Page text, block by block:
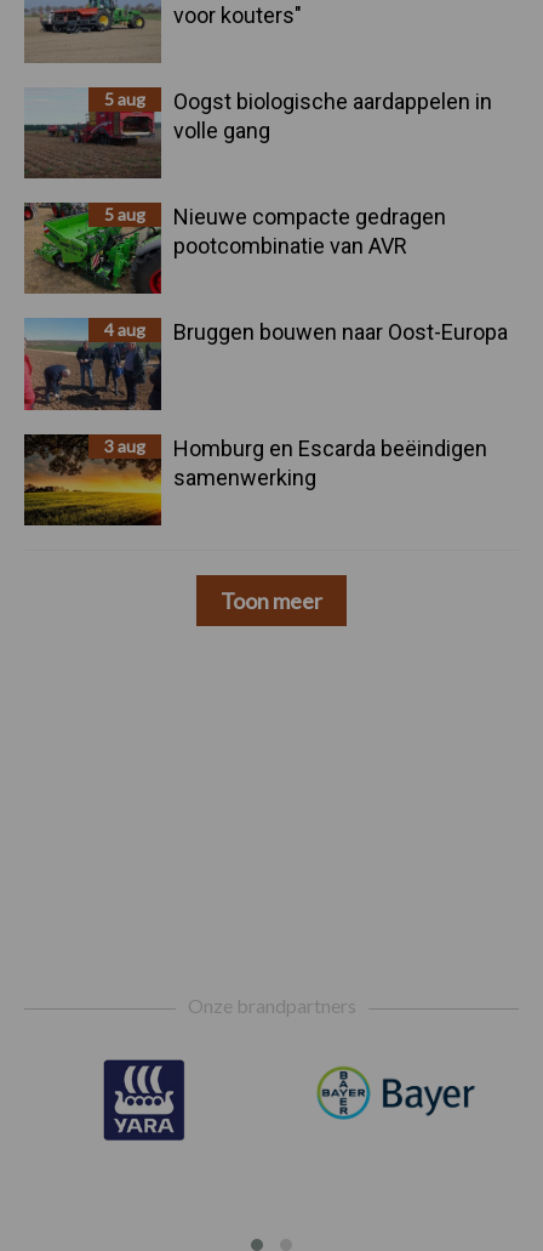
voor kouters"
5 aug
Oogst biologische aardappelen in
volle gang
5 aug
Nieuwe compacte gedragen
pootcombinatie van AVR
4 aug Bruggen bouwen naar Oost-Europa
3 aug
Homburg en Escarda beëindigen
samenwerking
Toon meer
Onze brandpartners